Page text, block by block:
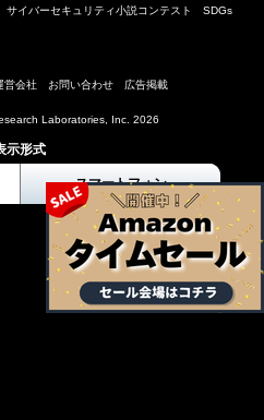
サイバーセキュリティ小説コンテスト SDGs
営会社 お問い合わせ 広告掲載
Laboratories, Inc. 2026
示形式
スマートフォン